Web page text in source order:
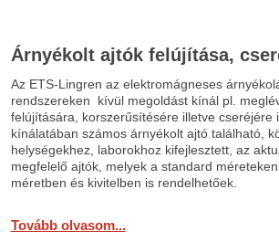
Árnyékolt ajtók felújítása,
Az ETS-Lingren az elektromágneses
rendszereken kívül megoldást kínál pl.
felújítására, korszerűsítésére illetve cseréjére
kínálatában számos árnyékolt ajtó található,
helységekhez, laborokhoz kifejlesztett, az
megfelelő ajtók, melyek a standard
méretben és kivitelben is rendelhetőek.
Tovább olvasom...